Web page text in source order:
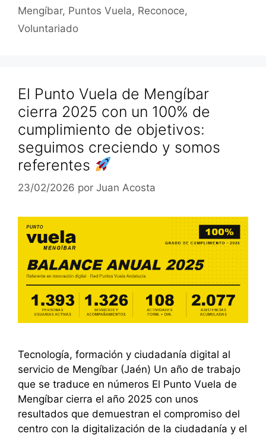
Mengíbar, Puntos Vuela, Reconoce,
Voluntariado
El Punto Vuela de Mengíbar
cierra 2025 con un 100% de
cumplimiento de objetivos:
seguimos creciendo y somos
referentes
23/02/2026 por Juan Acosta
Tecnología, formación y ciudadanía digital al
servicio de Mengíbar (Jaén) Un año de trabajo
que se traduce en números El Punto Vuela de
Mengíbar cierra el año 2025 con unos
resultados que demuestran el compromiso del
centro con la digitalización de la ciudadanía y el